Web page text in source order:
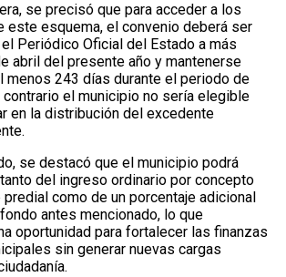
se precisó que para acceder a los
este esquema, el convenio deberá ser
Periódico Oficial del Estado a más
abril del presente año y mantenerse
menos 243 días durante el periodo de
contrario el municipio no sería elegible
en la distribución del excedente
se destacó que el municipio podrá
del ingreso ordinario por concepto
como de un porcentaje adicional
antes mencionado, lo que
oportunidad para fortalecer las finanzas
sin generar nuevas cargas